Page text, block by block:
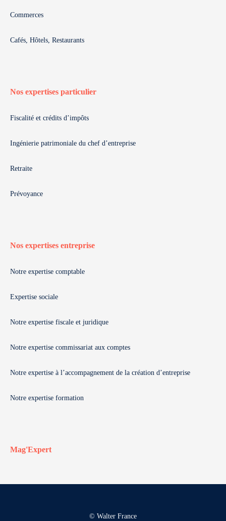
Commerces
Cafés, Hôtels, Restaurants
Nos expertises particulier
Fiscalité et crédits d’impôts
Ingénierie patrimoniale du chef d’entreprise
Retraite
Prévoyance
Nos expertises entreprise
Notre expertise comptable
Expertise sociale
Notre expertise fiscale et juridique
Notre expertise commissariat aux comptes
Notre expertise à l’accompagnement de la création d’entreprise
Notre expertise formation
Mag'Expert
© Walter France